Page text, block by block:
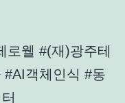
웰 #(재)광주테
#AI객체인식 #동